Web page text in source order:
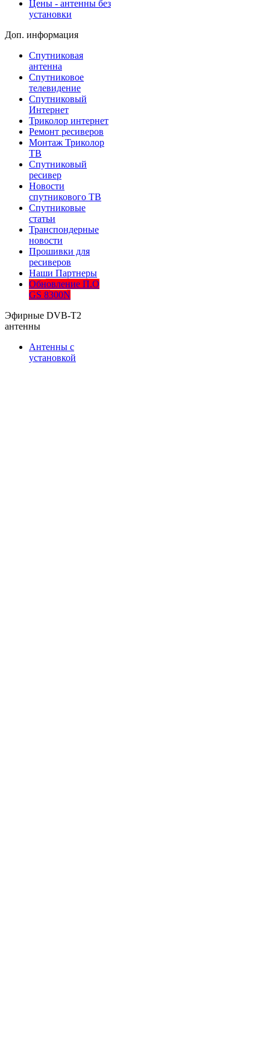
Цены - антенны без
установки
Доп. информация
Спутниковая
антенна
Спутниковое
телевидение
Спутниковый
Интернет
Триколор интернет
Ремонт ресиверов
Монтаж Триколор
ТВ
Спутниковый
ресивер
Новости
спутникового ТВ
Спутниковые
статьи
Транспондерные
новости
Прошивки для
ресиверов
Наши Партнеры
Обновление П.О
GS 8300N
Эфирные DVB-T2
антенны
Антенны с
установкой